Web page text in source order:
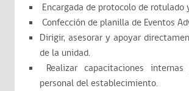
Encargada de protocolo de rotulado
Confección de planilla de Eventos
Dirigir, asesorar y apoyar
de la unidad.
Realizar capacitaciones
personal del establecimiento.